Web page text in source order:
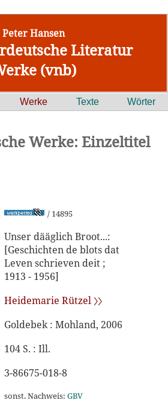
Peter Hansen
Literatur
(vnb)
Werke Texte Wörter
Werke: Einzeltitel
/ 14895
Unser dääglich Broot...:
[Geschichten de blots dat
Leven schrieven deit ;
1913 - 1956]
Heidemarie Rützel 〉〉
Goldebek : Mohland, 2006
104 S. : Ill.
3-86675-018-8
sonst. Nachweis: GBV